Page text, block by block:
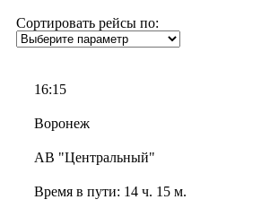
Сортировать рейсы по:
16:15
Воронеж
АВ "Центральный"
Время в пути: 14 ч. 15 м.